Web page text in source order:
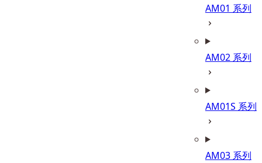
AM01 系列
AM02 系列
AM01S 系列
AM03 系列